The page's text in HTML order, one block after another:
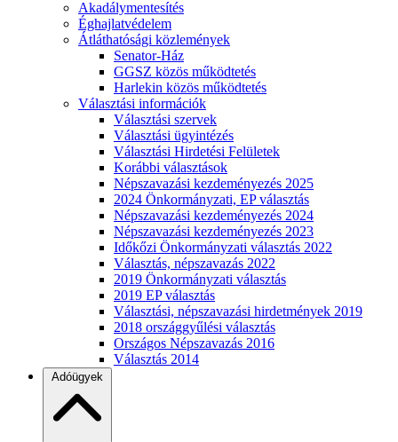
Akadálymentesítés
Éghajlatvédelem
Átláthatósági közlemények
Senator-Ház
GGSZ közös működtetés
Harlekin közös működtetés
Választási információk
Választási szervek
Választási ügyintézés
Választási Hirdetési Felületek
Korábbi választások
Népszavazási kezdeményezés 2025
2024 Önkormányzati, EP választás
Népszavazási kezdeményezés 2024
Népszavazási kezdeményezés 2023
Időkőzi Önkormányzati választás 2022
Választás, népszavazás 2022
2019 Önkormányzati választás
2019 EP választás
Választási, népszavazási hirdetmények 2019
2018 országgyűlési választás
Országos Népszavazás 2016
Választás 2014
Adóügyek